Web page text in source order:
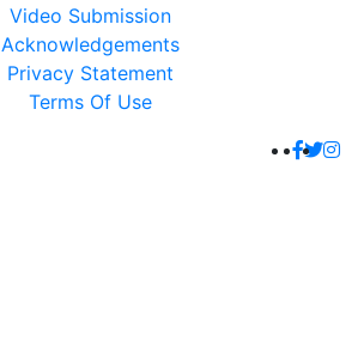
Video Submission
Acknowledgements
Privacy Statement
Terms Of Use